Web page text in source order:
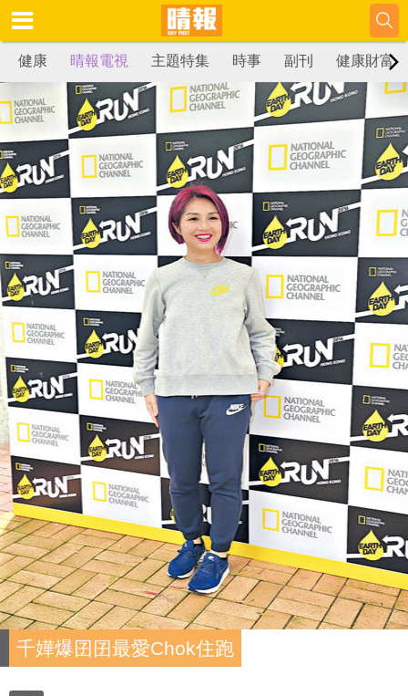
健康 晴報電視 主題特集 時事 副刊 健康財富
千嬅爆囝囝最愛Chok住跑